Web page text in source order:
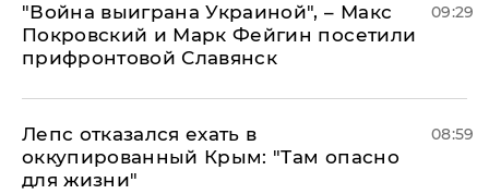
"Война выиграна Украиной", – Макс
Покровский и Марк Фейгин посетили
прифронтовой Славянск
09:29
Лепс отказался ехать в
оккупированный Крым: "Там опасно
для жизни"
08:59